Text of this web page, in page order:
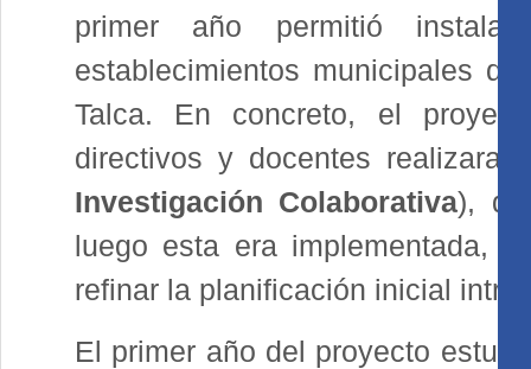
primer año permitió
establecimientos municipales
Talca. En concreto, el
directivos y docentes
Investigación Colaborativa),
luego esta era implementada,
refinar la planificación inicial
El primer año del proyecto